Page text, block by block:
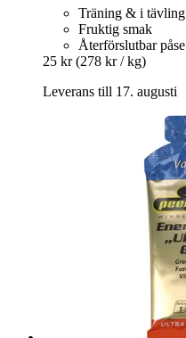
Träning & i tävling
Fruktig smak
Återförslutbar påse
25 kr (278 kr / kg)
Leverans till 17. augusti